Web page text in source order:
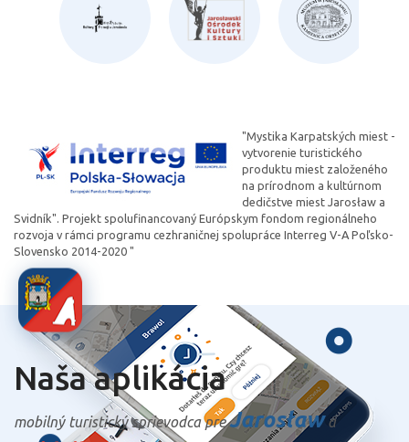
"Mystika Karpatských miest -
vytvorenie turistického
produktu miest založeného
na prírodnom a kultúrnom
dedičstve miest Jarosław a
Svidník". Projekt spolufinancovaný Európskym fondom regionálneho
rozvoja v rámci programu cezhraničnej spolupráce Interreg V-A Poľsko-
Slovensko 2014-2020 "
Naša aplikácia
mobilný turistický sprievodca preJarosława